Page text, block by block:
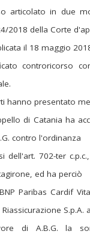
articolato in due
2018 della Corte
il 18 maggio
controricorso
hanno presentato
di Catania ha
contro l'ordinanza
dell'art. 702-ter
ed ha perciò
Paribas Cardif
S.p.A. a
di A.B.G. la